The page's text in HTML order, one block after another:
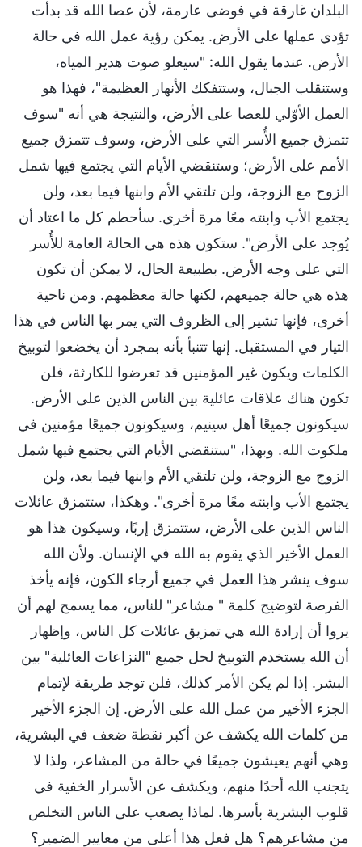
البلدان غارقة في فوضى عارمة، لأن عصا الله قد بدأت
تؤدي عملها على الأرض. يمكن رؤية عمل الله في حالة
الأرض. عندما يقول الله: "سيعلو صوت هدير المياه،
وستنقلب الجبال، وستتفكك الأنهار العظيمة"، فهذا هو
العمل الأوّلي للعصا على الأرض، والنتيجة هي أنه "سوف
تتمزق جميع الأُسر التي على الأرض، وسوف تتمزق جميع
الأمم على الأرض؛ وستنقضي الأيام التي يجتمع فيها شمل
الزوج مع الزوجة، ولن تلتقي الأم وابنها فيما بعد، ولن
يجتمع الأب وابنته معًا مرة أخرى. سأحطم كل ما اعتاد أن
يُوجد على الأرض". ستكون هذه هي الحالة العامة للأُسر
التي على وجه الأرض. بطبيعة الحال، لا يمكن أن تكون
هذه هي حالة جميعهم، لكنها حالة معظمهم. ومن ناحية
أخرى، فإنها تشير إلى الظروف التي يمر بها الناس في هذا
التيار في المستقبل. إنها تتنبأ بأنه بمجرد أن يخضعوا لتوبيخ
الكلمات ويكون غير المؤمنين قد تعرضوا للكارثة، فلن
تكون هناك علاقات عائلية بين الناس الذين على الأرض.
سيكونون جميعًا أهل سينيم، وسيكونون جميعًا مؤمنين في
ملكوت الله. وبهذا، "ستنقضي الأيام التي يجتمع فيها شمل
الزوج مع الزوجة، ولن تلتقي الأم وابنها فيما بعد، ولن
يجتمع الأب وابنته معًا مرة أخرى". وهكذا، ستتمزق عائلات
الناس الذين على الأرض، ستتمزق إربًا، وسيكون هذا هو
العمل الأخير الذي يقوم به الله في الإنسان. ولأن الله
سوف ينشر هذا العمل في جميع أرجاء الكون، فإنه يأخذ
الفرصة لتوضيح كلمة " مشاعر" للناس، مما يسمح لهم أن
يروا أن إرادة الله هي تمزيق عائلات كل الناس، وإظهار
أن الله يستخدم التوبيخ لحل جميع "النزاعات العائلية" بين
البشر. إذا لم يكن الأمر كذلك، فلن توجد طريقة لإتمام
الجزء الأخير من عمل الله على الأرض. إن الجزء الأخير
من كلمات الله يكشف عن أكبر نقطة ضعف في البشرية،
وهي أنهم يعيشون جميعًا في حالة من المشاعر، ولذا لا
يتجنب الله أحدًا منهم، ويكشف عن الأسرار الخفية في
قلوب البشرية بأسرها. لماذا يصعب على الناس التخلص
من مشاعرهم؟ هل فعل هذا أعلى من معايير الضمير؟